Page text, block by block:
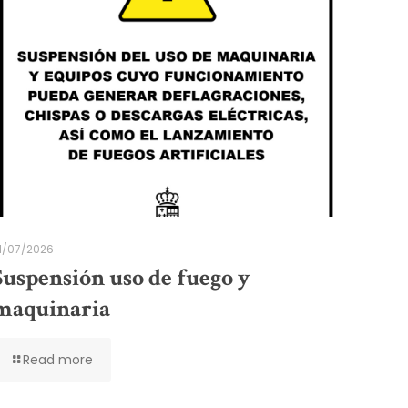
07/2026
uso de fuego y
Read more